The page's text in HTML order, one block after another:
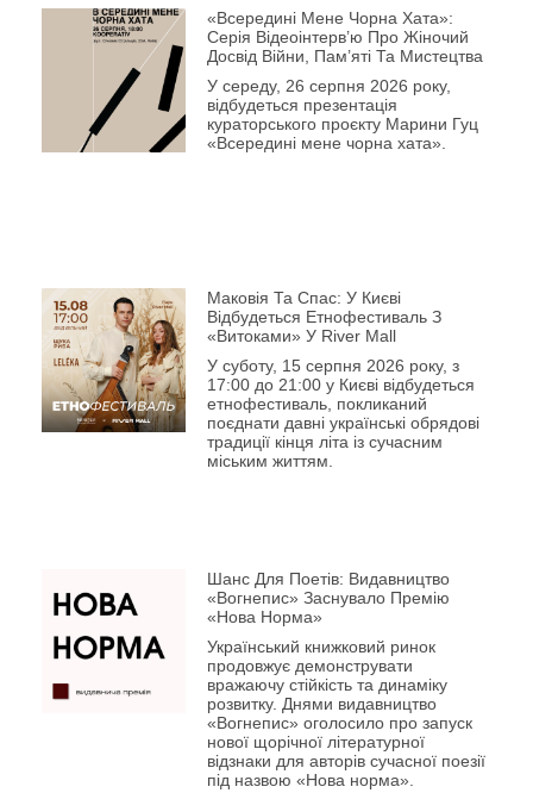
«Всередині Мене Чорна Хата»:
Серія Відеоінтерв’ю Про Жіночий
Досвід Війни, Пам’яті Та Мистецтва
У середу, 26 серпня 2026 року,
відбудеться презентація
кураторського проєкту Марини Гуц
«Всередині мене чорна хата».
Маковія Та Спас: У Києві
Відбудеться Етнофестиваль З
«Витоками» У River Mall
У суботу, 15 серпня 2026 року, з
17:00 до 21:00 у Києві відбудеться
етнофестиваль, покликаний
поєднати давні українські обрядові
традиції кінця літа із сучасним
міським життям.
Шанс Для Поетів: Видавництво
«Вогнепис» Заснувало Премію
«Нова Норма»
Український книжковий ринок
продовжує демонструвати
вражаючу стійкість та динаміку
розвитку. Днями видавництво
«Вогнепис» оголосило про запуск
нової щорічної літературної
відзнаки для авторів сучасної поезії
під назвою «Нова норма».